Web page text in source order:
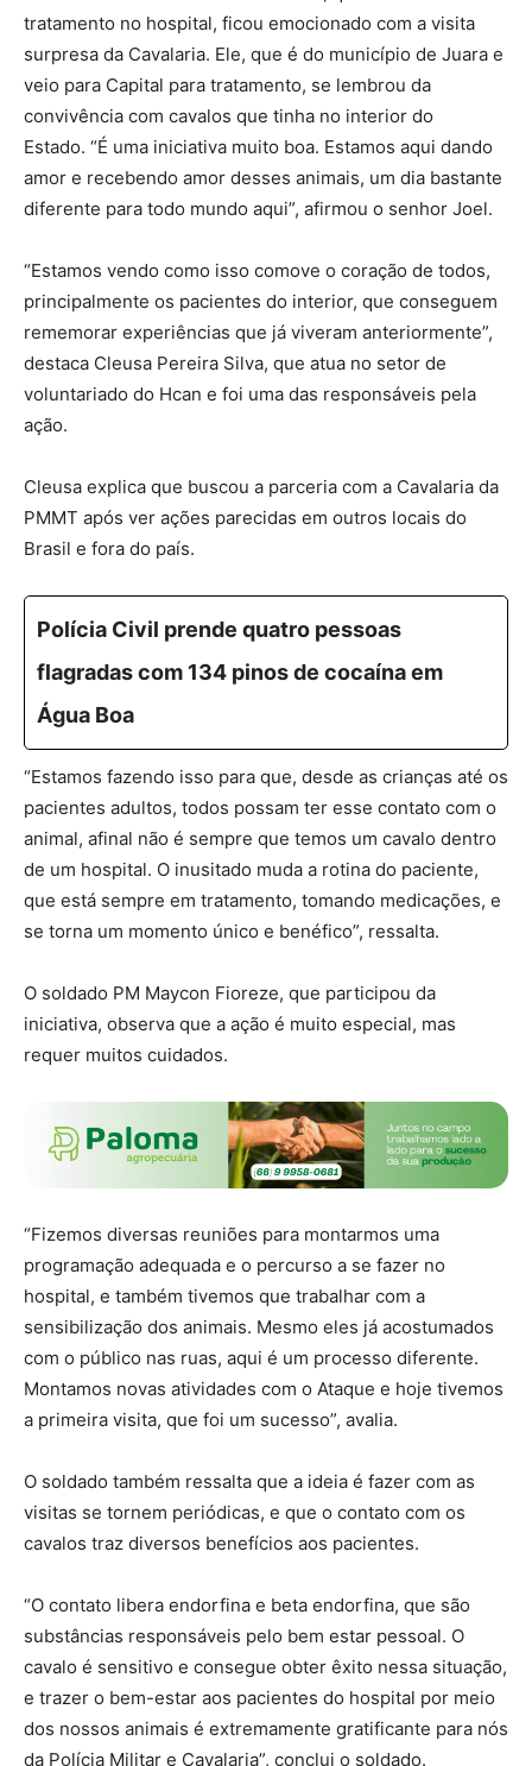
tratamento no hospital, ficou emocionado com a visita
surpresa da Cavalaria. Ele, que é do município de Juara e
veio para Capital para tratamento, se lembrou da
convivência com cavalos que tinha no interior do
Estado. “É uma iniciativa muito boa. Estamos aqui dando
amor e recebendo amor desses animais, um dia bastante
diferente para todo mundo aqui”, afirmou o senhor Joel.
“Estamos vendo como isso comove o coração de todos,
principalmente os pacientes do interior, que conseguem
rememorar experiências que já viveram anteriormente”,
destaca Cleusa Pereira Silva, que atua no setor de
voluntariado do Hcan e foi uma das responsáveis pela
ação.
Cleusa explica que buscou a parceria com a Cavalaria da
PMMT após ver ações parecidas em outros locais do
Brasil e fora do país.
Polícia Civil prende quatro pessoas
flagradas com 134 pinos de cocaína em
Água Boa
“Estamos fazendo isso para que, desde as crianças até os
pacientes adultos, todos possam ter esse contato com o
animal, afinal não é sempre que temos um cavalo dentro
de um hospital. O inusitado muda a rotina do paciente,
que está sempre em tratamento, tomando medicações, e
se torna um momento único e benéfico”, ressalta.
O soldado PM Maycon Fioreze, que participou da
iniciativa, observa que a ação é muito especial, mas
requer muitos cuidados.
“Fizemos diversas reuniões para montarmos uma
programação adequada e o percurso a se fazer no
hospital, e também tivemos que trabalhar com a
sensibilização dos animais. Mesmo eles já acostumados
com o público nas ruas, aqui é um processo diferente.
Montamos novas atividades com o Ataque e hoje tivemos
a primeira visita, que foi um sucesso”, avalia.
O soldado também ressalta que a ideia é fazer com as
visitas se tornem periódicas, e que o contato com os
cavalos traz diversos benefícios aos pacientes.
“O contato libera endorfina e beta endorfina, que são
substâncias responsáveis pelo bem estar pessoal. O
cavalo é sensitivo e consegue obter êxito nessa situação,
e trazer o bem-estar aos pacientes do hospital por meio
dos nossos animais é extremamente gratificante para nós
da Polícia Militar e Cavalaria”, conclui o soldado.